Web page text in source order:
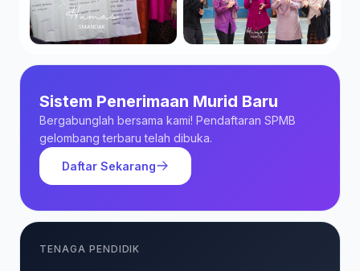
Sistem Penerimaan Murid Baru
Bergabunglah bersama kami! Pendaftaran SPMB
gelombang terbaru telah dibuka.
Daftar Sekarang
TENAGA PENDIDIK